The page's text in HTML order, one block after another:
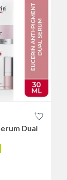
Dual